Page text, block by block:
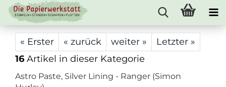
« Erster « zurück weiter »
Letzter »
16 Artikel in dieser Kategorie
Astro Paste, Silver Lining - Ranger (Simon